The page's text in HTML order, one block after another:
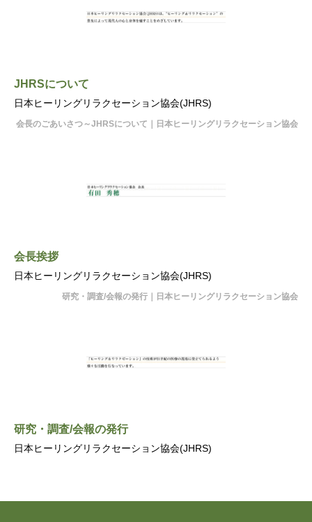
JHRSについて
日本ヒーリングリラクセーション協会(JHRS)
会長のごあいさつ～JHRSについて｜日本ヒーリングリラクセーション協会
会長挨拶
日本ヒーリングリラクセーション協会(JHRS)
研究・調査/会報の発行｜日本ヒーリングリラクセーション協会
研究・調査/会報の発行
日本ヒーリングリラクセーション協会(JHRS)